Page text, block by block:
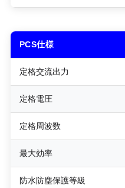
PCS仕様
定格交流出力
定格電圧
定格周波数
最大効率
防水防塵保護等級